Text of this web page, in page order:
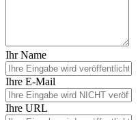
Ihr Name
Ihre E-Mail
Ihre URL